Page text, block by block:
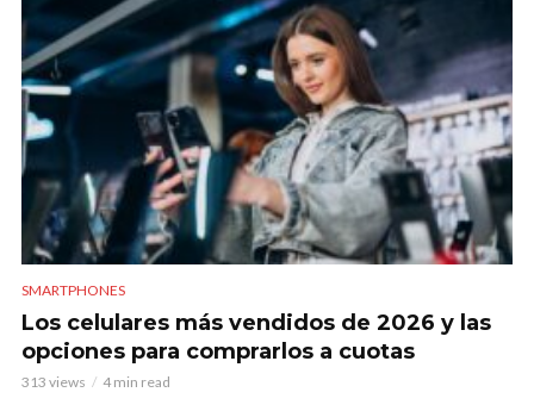
SMARTPHONES
Los celulares más vendidos de 2026 y las
opciones para comprarlos a cuotas
313 views 4 min read